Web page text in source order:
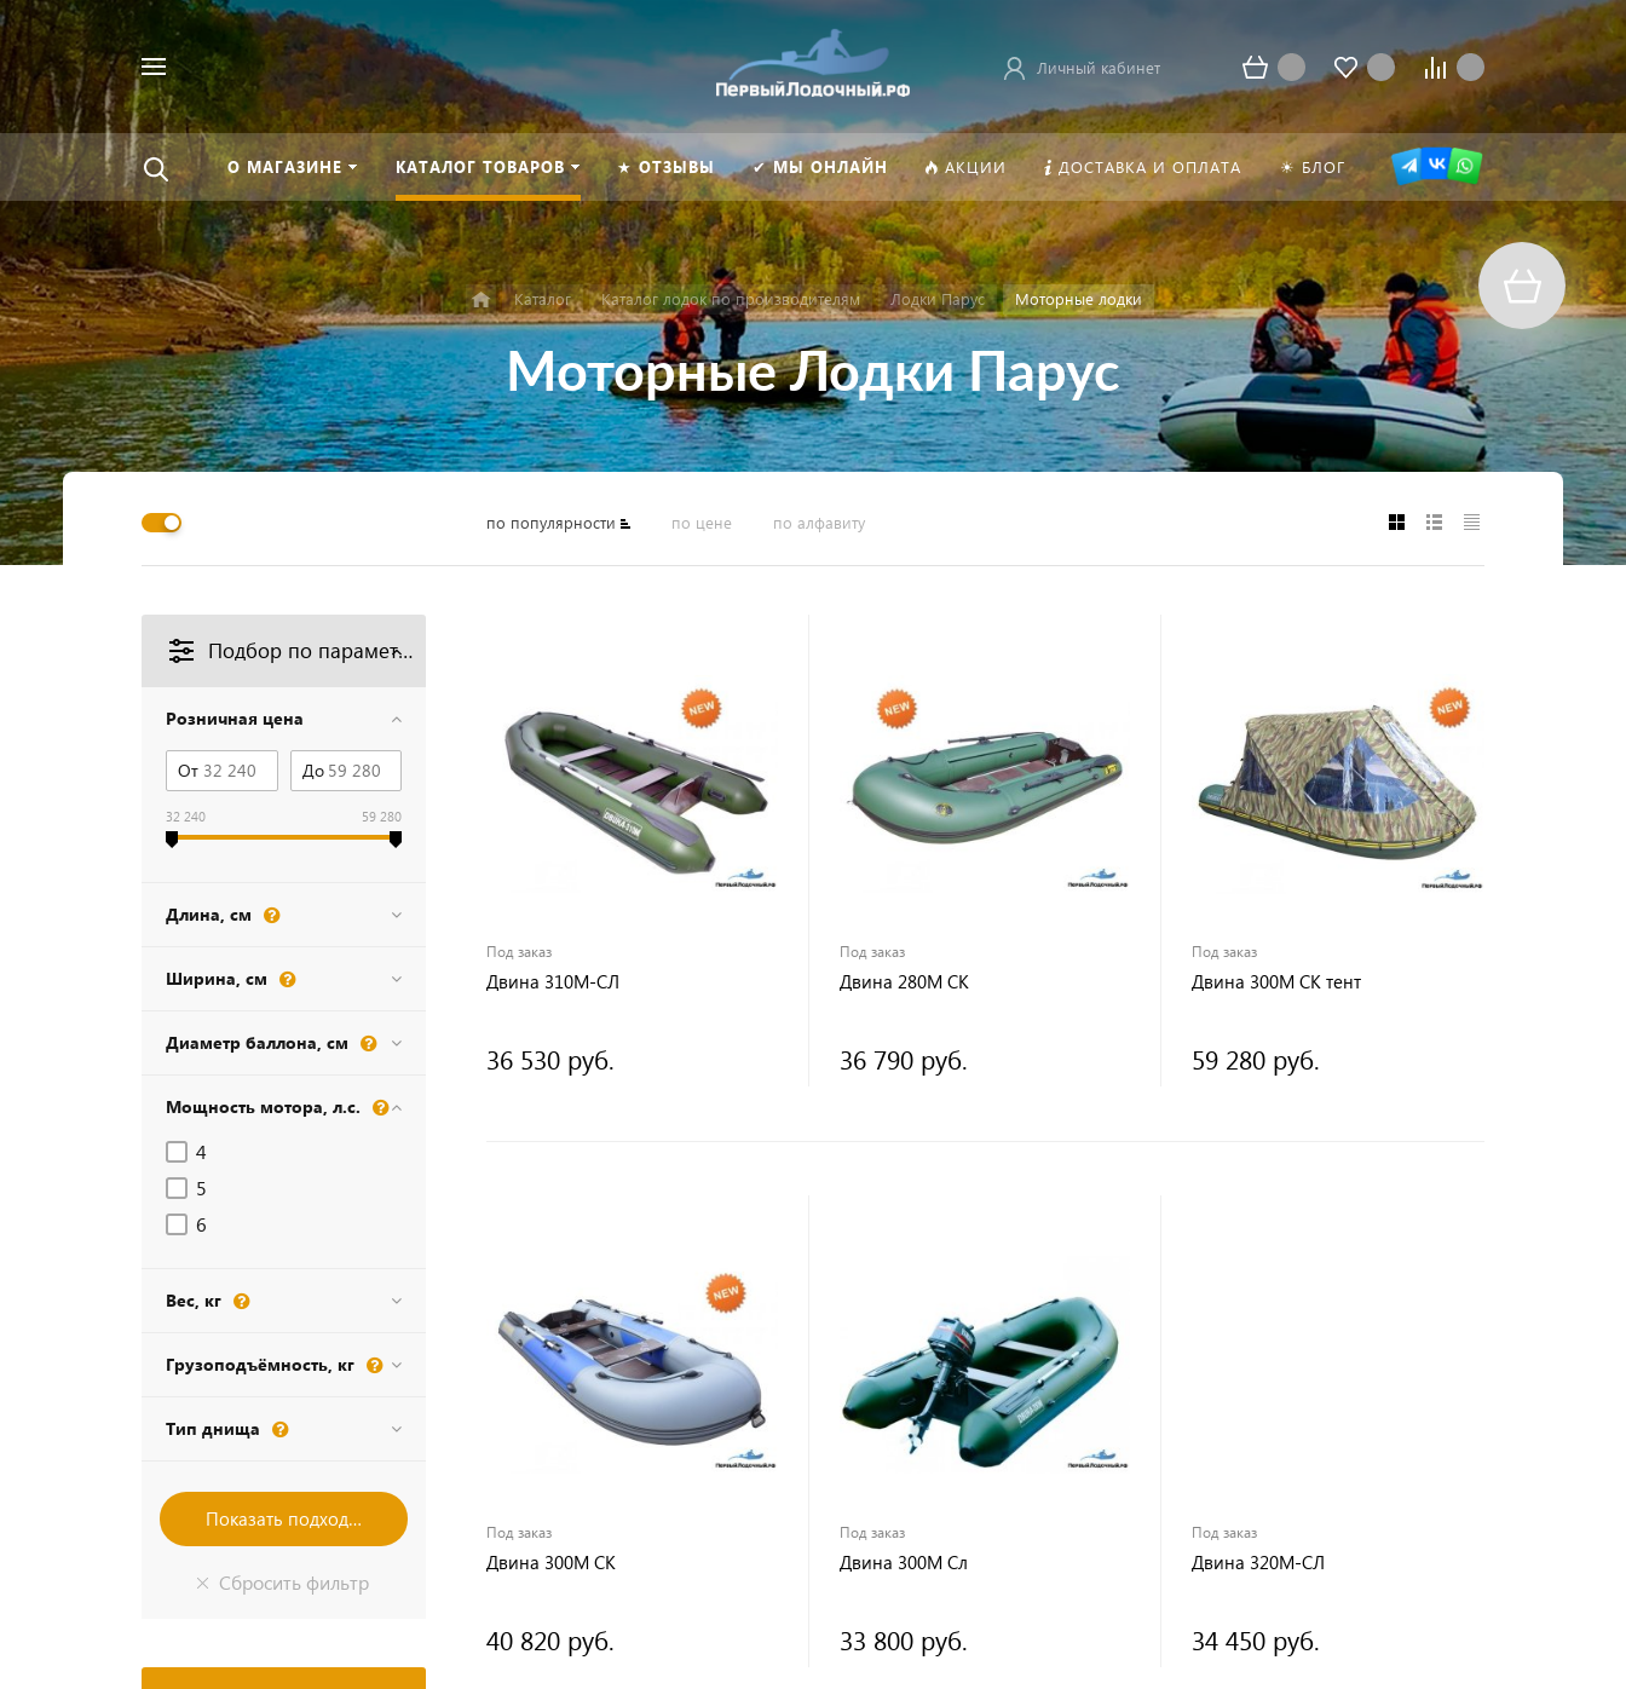
вездеНайти
Личный кабинет
О МАГАЗИНЕ КАТАЛОГ ТОВАРОВ ★ ОТЗЫВЫ ✔ МЫ ОНЛАЙН АКЦИИ ДОСТАВКА И ОПЛАТА ☀ БЛОГ
Каталог Каталог лодок по производителям Лодки Парус Моторные лодки
Моторные Лодки Парус
по популярности по цене по алфавиту
Подбор по параметрам
Розничная цена
От До
32 240 59 280
Длина, см
Ширина, см
Диаметр баллона, см
Мощность мотора, л.с.
4
5
6
Вес, кг
Грузоподъёмность, кг
Тип днища
Под заказ
Двина 310М-СЛ
36 530 руб.
Под заказ
Двина 280М СК
36 790 руб.
Под заказ
Двина 300М СК тент
59 280 руб.
Под заказ
Двина 300М СК
40 820 руб.
Под заказ
Двина 300М Сл
33 800 руб.
Под заказ
Двина 320М-СЛ
34 450 руб.